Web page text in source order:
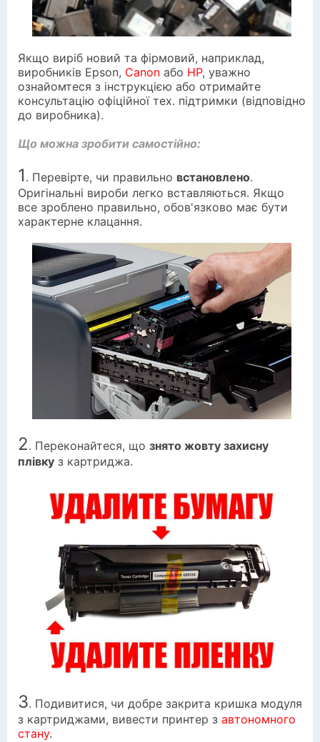
Якщо виріб новий та фірмовий, наприклад,
виробників Epson, Canon або HP, уважно
ознайомтеся з інструкцією або отримайте
консультацію офіційної тех. підтримки (відповідно
до виробника).
Що можна зробити самостійно:
1 . Перевірте, чи правильно встановлено.
Оригінальні вироби легко вставляються. Якщо
все зроблено правильно, обов'язково має бути
характерне клацання.
2. Переконайтеся, що знято жовту захисну
плівку з картриджа.
3. Подивитися, чи добре закрита кришка модуля
з картриджами, вивести принтер з автономного
стану.